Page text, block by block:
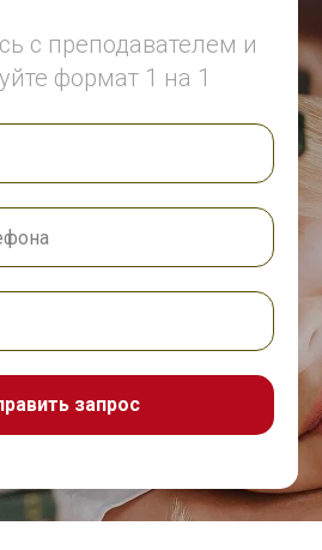
с преподавателем и
формат 1 на 1
запрос